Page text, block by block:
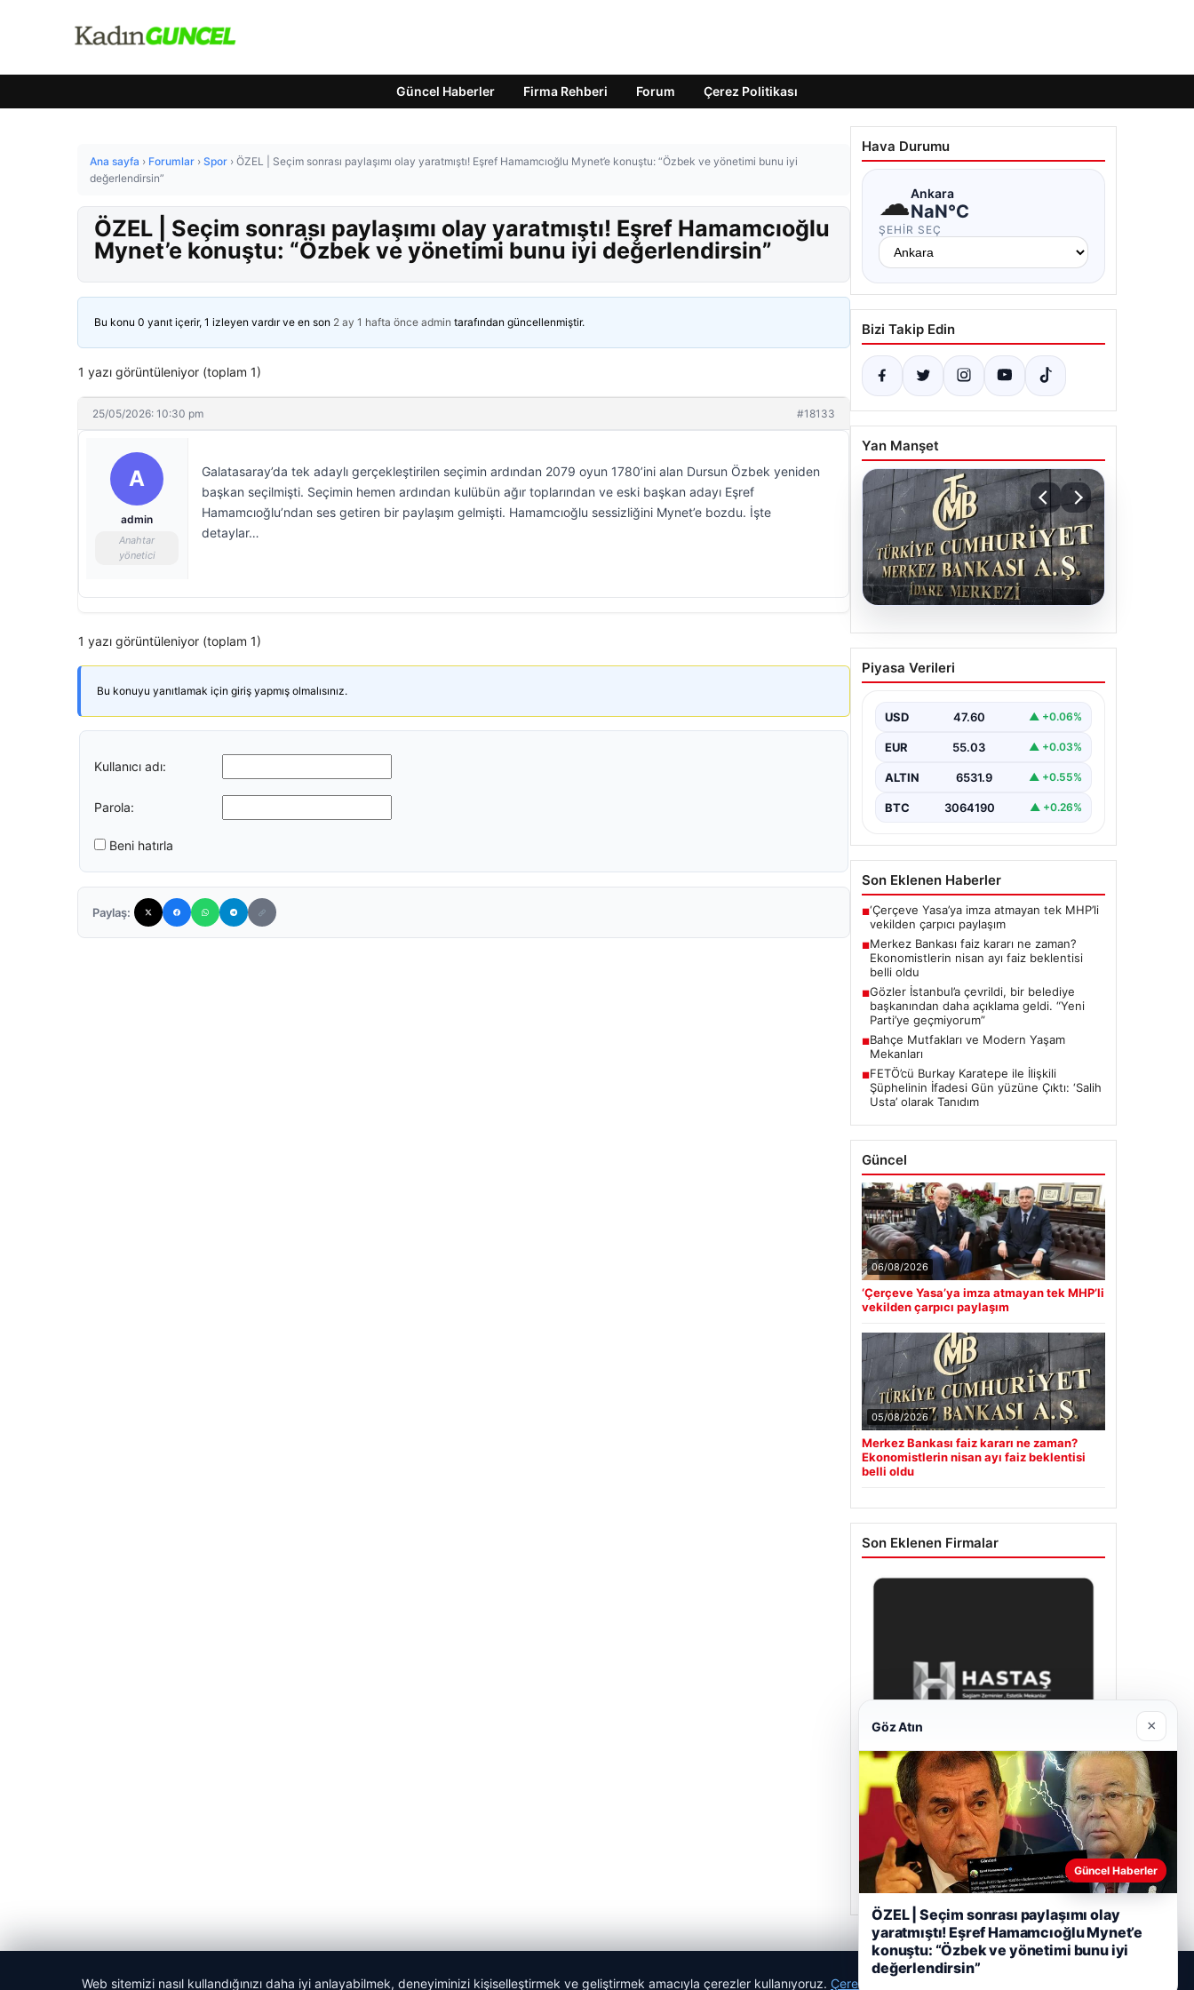
Güncel Haberler Firma Rehberi Forum Çerez Politikası
Ana sayfa › Forumlar › Spor › ÖZEL | Seçim sonrası paylaşımı olay yaratmıştı! Eşref Hamamcıoğlu Mynet’e konuştu: “Özbek ve yönetimi bunu iyi
değerlendirsin”
ÖZEL | Seçim sonrası paylaşımı olay yaratmıştı! Eşref Hamamcıoğlu
Mynet’e konuştu: “Özbek ve yönetimi bunu iyi değerlendirsin”
Bu konu 0 yanıt içerir, 1 izleyen vardır ve en son 2 ay 1 hafta önce admin tarafından güncellenmiştir.
1 yazı görüntüleniyor (toplam 1)
25/05/2026: 10:30 pm #18133
A
admin
Anahtar
yönetici
Galatasaray’da tek adaylı gerçekleştirilen seçimin ardından 2079 oyun 1780’ini alan Dursun Özbek yeniden
başkan seçilmişti. Seçimin hemen ardından kulübün ağır toplarından ve eski başkan adayı Eşref
Hamamcıoğlu’ndan ses getiren bir paylaşım gelmişti. Hamamcıoğlu sessizliğini Mynet’e bozdu. İşte
detaylar…
1 yazı görüntüleniyor (toplam 1)
Bu konuyu yanıtlamak için giriş yapmış olmalısınız.
Kullanıcı adı:
Parola:
Beni hatırla
Paylaş:
Hava Durumu
☁Ankara
NaN°C
ŞEHIR SEÇ
Bizi Takip Edin
Yan Manşet
Merkez Bankası faiz kararı
ne zaman? Ekonomistlerin
belli oldu
Piyasa Verileri
USD 47.60 ▲ +0.06%
EUR 55.03 ▲ +0.03%
ALTIN 6531.9 ▲ +0.55%
BTC 3064190 ▲ +0.26%
Son Eklenen Haberler
■‘Çerçeve Yasa’ya imza atmayan tek MHP’li
vekilden çarpıcı paylaşım
■Merkez Bankası faiz kararı ne zaman?
Ekonomistlerin nisan ayı faiz beklentisi
belli oldu
■Gözler İstanbul’a çevrildi, bir belediye
başkanından daha açıklama geldi. “Yeni
Parti’ye geçmiyorum”
■Bahçe Mutfakları ve Modern Yaşam
Mekanları
■FETÖ’cü Burkay Karatepe ile İlişkili
Şüphelinin İfadesi Gün yüzüne Çıktı: ‘Salih
Usta’ olarak Tanıdım
Güncel
06/08/2026
‘Çerçeve Yasa’ya imza atmayan tek MHP’li
vekilden çarpıcı paylaşım
05/08/2026
Merkez Bankası faiz kararı ne zaman?
Ekonomistlerin nisan ayı faiz beklentisi
belli oldu
Son Eklenen Firmalar
Hastaş Beton
26/05/2026
Web sitemizi nasıl kullandığınızı daha iyi anlayabilmek, deneyiminizi kişiselleştirmek ve geliştirmek amacıyla çerezler kullanıyoruz. Çerez Politikamız
Göz Atın ×
Güncel Haberler
ÖZEL | Seçim sonrası paylaşımı olay
yaratmıştı! Eşref Hamamcıoğlu Mynet’e
konuştu: “Özbek ve yönetimi bunu iyi
değerlendirsin”